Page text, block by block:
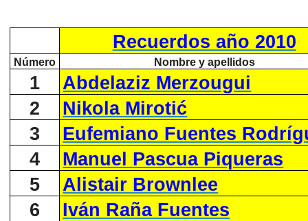
Recuerdos año 2010
Número Nombre y apellidos
1
Abdelaziz Merzougui
2
Nikola Mirotić
3
Eufemiano Fuentes
4
Manuel Pascua Piqueras
5
Alistair Brownlee
6
Iván Raña Fuentes